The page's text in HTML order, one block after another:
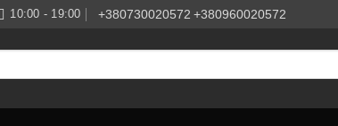
10:00 - 19:00 +380730020572 +380960020572